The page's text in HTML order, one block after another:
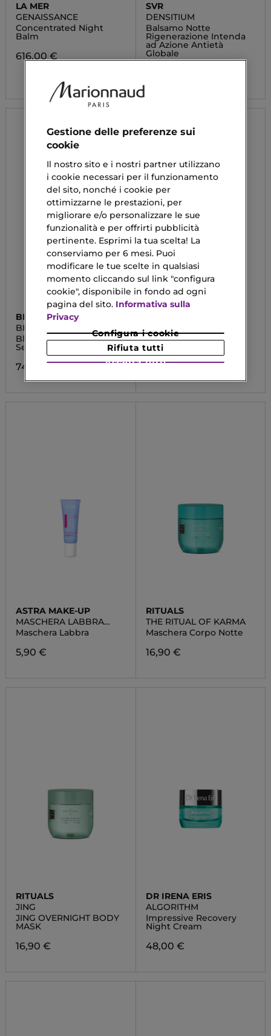
LA MER
GENAISSANCE
Concentrated Night
Balm
616,00 €
SVR
DENSITIUM
Balsamo Notte
Rigenerazione Intenda
ad Azione Antietà
Globale
BIOTHERM
BLUE THERAPY
Blue Retinol Night
Serum
74,13 €
AVOCADO SQUASH
Maschera Viso Notte
Leave-in
13,99 €
ASTRA MAKE-UP
MASCHERA LABBRA
RIGENERANTE
Maschera Labbra
5,90 €
RITUALS
THE RITUAL OF KARMA
Maschera Corpo Notte
16,90 €
RITUALS
JING
JING OVERNIGHT BODY
MASK
16,90 €
DR IRENA ERIS
ALGORITHM
Impressive Recovery
Night Cream
48,00 €
Gestione delle preferenze sui
cookie
Il nostro sito e i nostri partner utilizzano
i cookie necessari per il funzionamento
del sito, nonché i cookie per
ottimizzarne le prestazioni, per
migliorare e/o personalizzare le sue
funzionalità e per offrirti pubblicità
pertinente. Esprimi la tua scelta! La
conserviamo per 6 mesi. Puoi
modificare le tue scelte in qualsiasi
momento cliccando sul link "configura
cookie", disponibile in fondo ad ogni
pagina del sito. Informativa sulla
Privacy
Configura i cookie
Rifiuta tutti
Accetta tutti